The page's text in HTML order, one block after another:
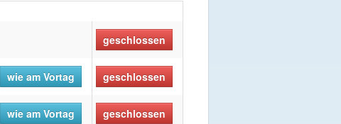
geschlossen
wie am Vortag geschlossen
wie am Vortag geschlossen